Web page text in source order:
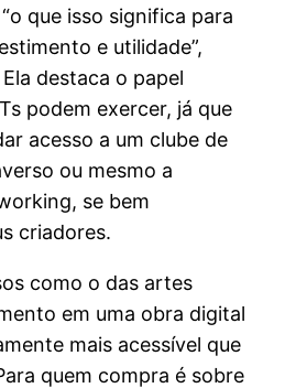
que isso significa para
e utilidade”,
destaca o papel
podem exercer, já que
acesso a um clube de
ou mesmo a
se bem
criadores.
como o das artes
em uma obra digital
mais acessível que
quem compra é sobre